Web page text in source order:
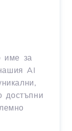
име за
AI
достъпни